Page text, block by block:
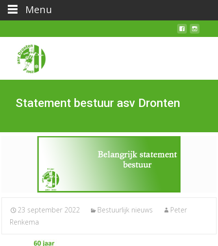
Statement bestuur asv Dronten
23 september 2022 Bestuurlijk nieuws
Peter
Renkema
Menu